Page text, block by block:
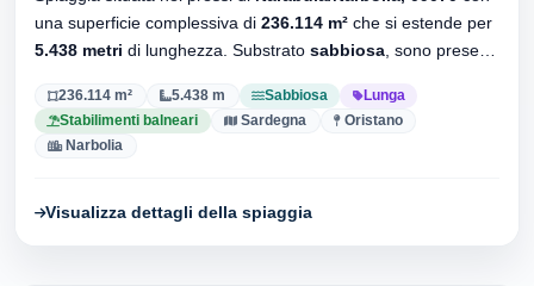
una superficie complessiva di 236.114 m² che si estende per
5.438 metri di lunghezza. Substrato sabbiosa , sono presenti
236.114 m² 5.438 m Sabbiosa
Lunga
Stabilimenti balneari
Sardegna
Oristano
Narbolia
Visualizza dettagli della spiaggia